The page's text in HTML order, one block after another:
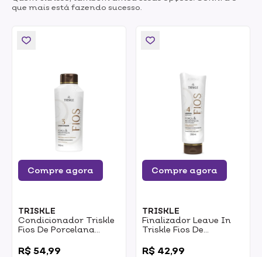
que mais está fazendo sucesso.
Compre agora
TRISKLE
Condicionador Triskle
Fios De Porcelana
500ml
R$ 54,99
Compre agora
TRISKLE
Finalizador Leave In
Triskle Fios De
Resistência 250ml
R$ 42,99